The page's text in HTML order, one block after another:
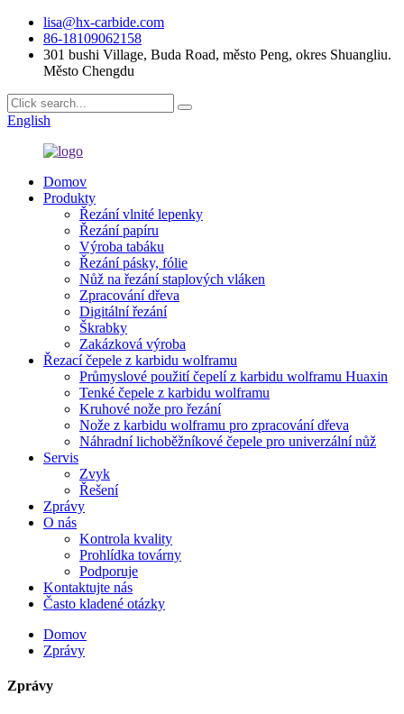
lisa@hx-carbide.com
86-18109062158
301 bushi Village, Buda Road, město Peng, okres Shuangliu.
Město Chengdu
English
Domov
Produkty
Řezání vlnité lepenky
Řezání papíru
Výroba tabáku
Řezání pásky, fólie
Nůž na řezání staplových vláken
Zpracování dřeva
Digitální řezání
Škrabky
Zakázková výroba
Řezací čepele z karbidu wolframu
Průmyslové použití čepelí z karbidu wolframu Huaxin
Tenké čepele z karbidu wolframu
Kruhové nože pro řezání
Nože z karbidu wolframu pro zpracování dřeva
Náhradní lichoběžníkové čepele pro univerzální nůž
Servis
Zvyk
Řešení
Zprávy
O nás
Kontrola kvality
Prohlídka továrny
Podporuje
Kontaktujte nás
Často kladené otázky
Domov
Zprávy
Zprávy